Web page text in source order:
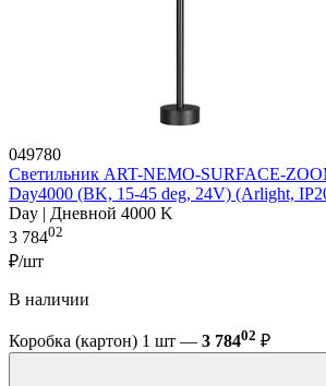
049780
Светильник ART-NEMO-SURFACE-
Day4000 (BK, 15-45 deg, 24V) (Arlight,
Day | Дневной 4000 K
3 78402
₽/шт
В наличии
Коробка (картон) 1 шт — 3 78402 ₽